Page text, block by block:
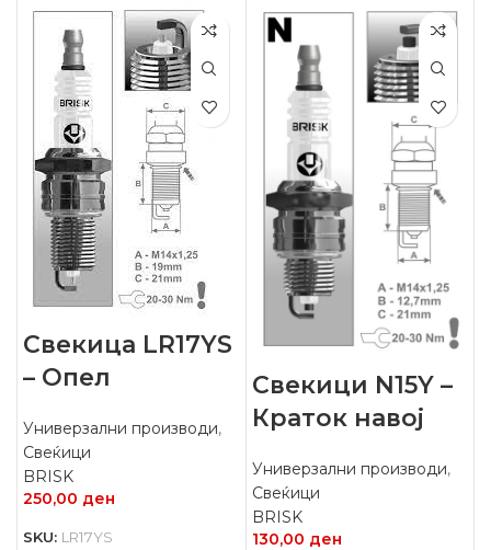
Свекица LR17YS
– Опел
Универзални производи,
Свеќици
BRISK
250,00 ден
SKU: LR17YS
Свекици N15Y –
Краток навој
Универзални производи,
Свеќици
BRISK
130,00 ден